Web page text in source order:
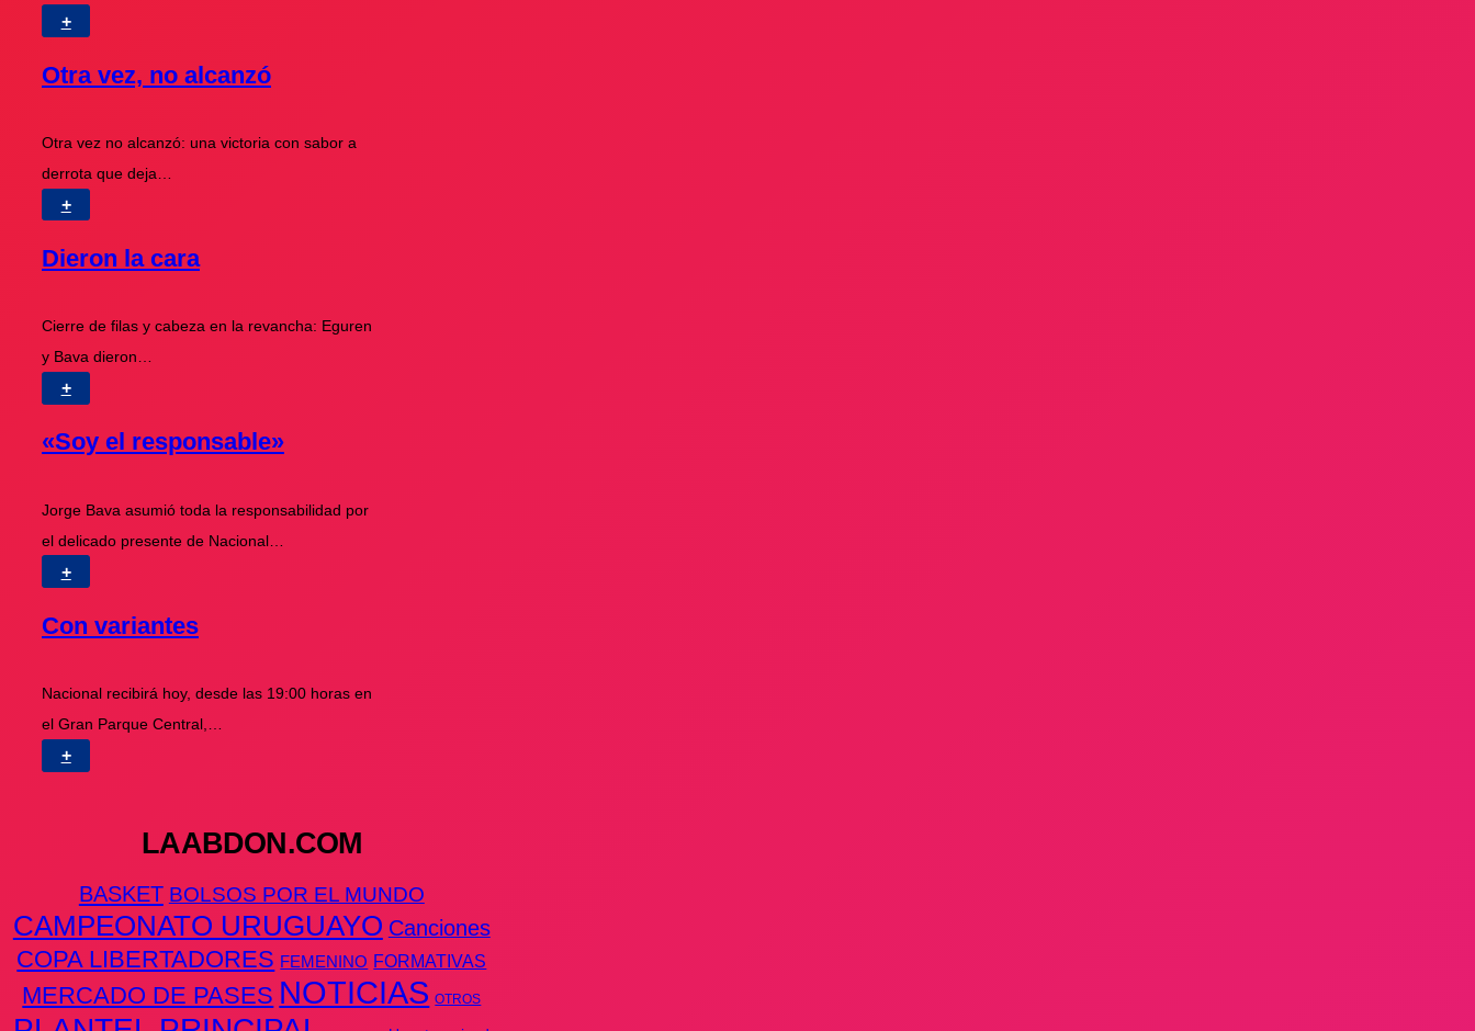
+
Otra vez, no alcanzó
Otra vez no alcanzó: una victoria con sabor a
derrota que deja…
+
Dieron la cara
Cierre de filas y cabeza en la revancha: Eguren
y Bava dieron…
+
«Soy el responsable»
Jorge Bava asumió toda la responsabilidad por
el delicado presente de Nacional…
+
Con variantes
Nacional recibirá hoy, desde las 19:00 horas en
el Gran Parque Central,…
+
LAABDON.COM
BASKET BOLSOS POR EL MUNDO
CAMPEONATO URUGUAYO Canciones
COPA LIBERTADORES FEMENINO FORMATIVAS
MERCADO DE PASES NOTICIAS OTROS